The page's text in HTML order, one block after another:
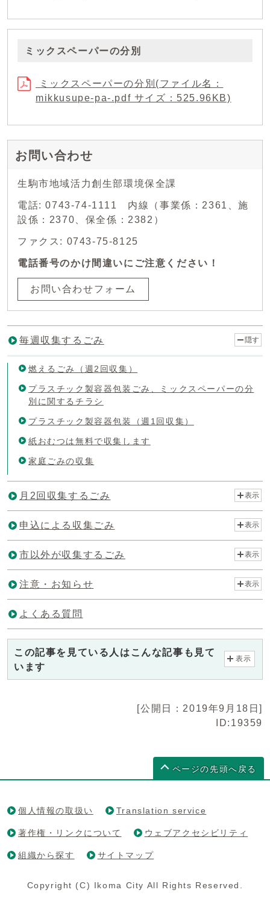
ミックスペーパーの分別
ミックスペーパーの分別(ファイル名：
mikkusupe-pa-.pdf サイズ：525.96KB)
お問い合わせ
生駒市地域活力創生部環境保全課
電話: 0743-74-1111 内線（事業係：2361、施
設係：2370、保全係：2382）
ファクス: 0743-75-8125
電話番号のかけ間違いにご注意ください！
お問い合わせフォーム
毎週収集するごみ 隠す
燃えるごみ（週2回収集）
プラスチック製容器包装ごみ、ミックスペーパーの分
別に関するチラシ
プラスチック製容器包装（週1回収集）
紙おむつは無料で収集します
家庭ごみの収集
月2回収集するごみ 表示
申込による収集ごみ 表示
市以外が収集するごみ 表示
注意・お知らせ 表示
よくある質問
この記事を見ている人はこんな記事も見て
います
表示
[公開日：2019年9月18日]
ID:19359
ページの先頭へ戻る
個人情報の取扱い Translation service
著作権・リンクについて ウェブアクセシビリティ
組織から探す サイトマップ
Copyright (C) Ikoma City All Rights Reserved.